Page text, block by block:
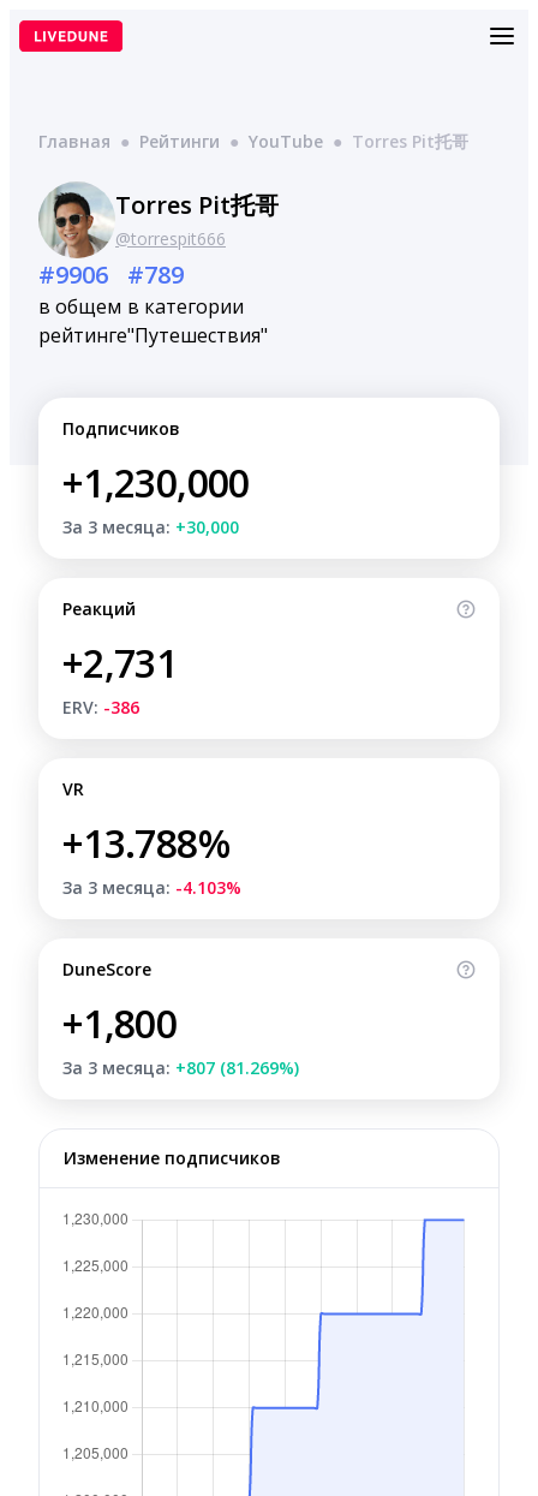
Перейти
Главная ● Рейтинги ● YouTube ● Torres Pit托哥
Torres Pit托哥
@torrespit666
#9906
в общем
рейтинге
#789
в категории
"Путешествия"
Подписчиков
+1,230,000
За 3 месяца: +30,000
Реакций
+2,731
ERV: -386
VR
+13.788%
За 3 месяца: -4.103%
DuneScore
+1,800
За 3 месяца: +807 (81.269%)
Изменение подписчиков